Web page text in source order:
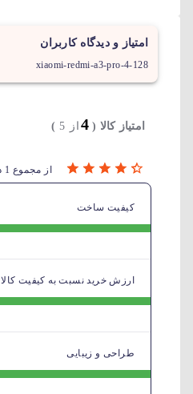
امتیاز و دیدگاه کاربران
xiaomi-redmi-a3-pro-4-128
امتیاز کالا (4 از 5 )
از مجموع 1 دیدگاه
کیفیت ساخت
ارزش خرید نسبت به کیفیت کالا
طراحی و زیبایی